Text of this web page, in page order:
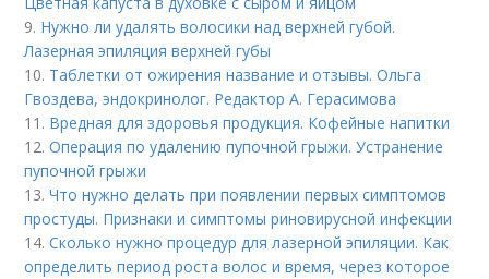
9. Нужно ли удалять волосики над верхней губой.
Лазерная эпиляция верхней губы
10. Таблетки от ожирения название и отзывы. Ольга
Гвоздева, эндокринолог. Редактор А. Герасимова
11. Вредная для здоровья продукция. Кофейные напитки
12.Операция по удалению пупочной грыжи. Устранение
пупочной грыжи
13.Что нужно делать при появлении первых симптомов
простуды. Признаки и симптомы риновирусной инфекции
14.Сколько нужно процедур для лазерной эпиляции. Как
определить период роста волос и время, через которое